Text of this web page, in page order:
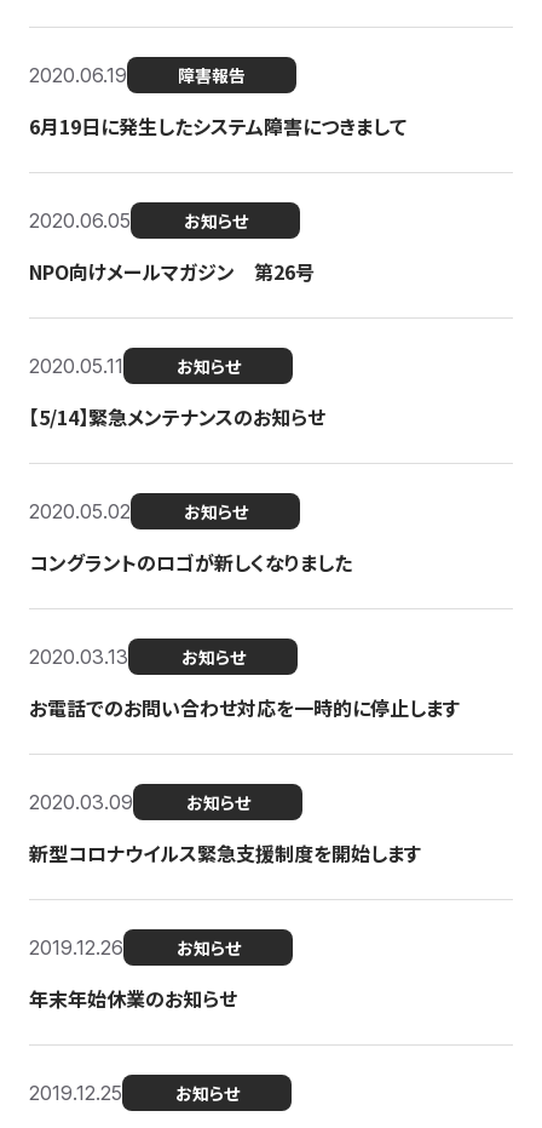
2020.06.19 障害報告
6月19日に発生したシステム障害につきまして
2020.06.05 お知らせ
NPO向けメールマガジン 第26号
2020.05.11 お知らせ
【5/14】緊急メンテナンスのお知らせ
2020.05.02 お知らせ
コングラントのロゴが新しくなりました
2020.03.13 お知らせ
お電話でのお問い合わせ対応を一時的に停止します
2020.03.09 お知らせ
新型コロナウイルス緊急支援制度を開始します
2019.12.26 お知らせ
年末年始休業のお知らせ
2019.12.25 お知らせ